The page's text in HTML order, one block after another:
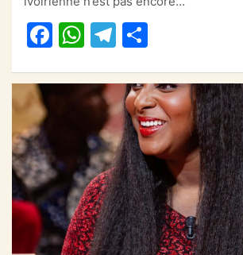
b
o
o
k
A
p
p
a
m
er
F
c
o
o
k
W
at
s
A
p
p
T
e
gr
a
m
ta
g
er